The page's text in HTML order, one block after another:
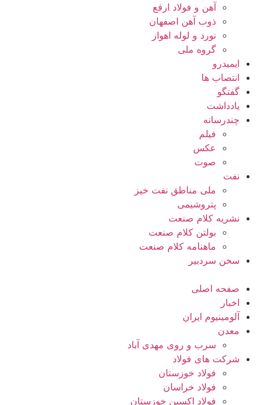
آهن و فولاد ارفع
ذوب آهن اصفهان
نورد و لوله اهواز
گروه ملی
ایمیدرو
انتصاب ها
گفتگو
یادداشت
چندرسانه
فیلم
عکس
صوت
نفت
ملی مناطق نفت خیز
پتروشیمی
نشریه کلام صنعت
بولتن کلام صنعت
ماهنامه کلام صنعت
سخن سردبیر
صفحه اصلی
اخبار
آلومینیوم ایران
معدن
سرب و روی مهدی آباد
شرکت های فولاد
فولاد خوزستان
فولاد خراسان
فولاد اکسین خوزستان